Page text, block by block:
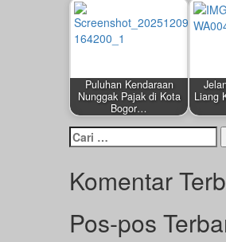
Puluhan Kendaraan
Nunggak Pajak di Kota
Bogor…
Liang
Cari
untuk:
Komentar
Pos-pos